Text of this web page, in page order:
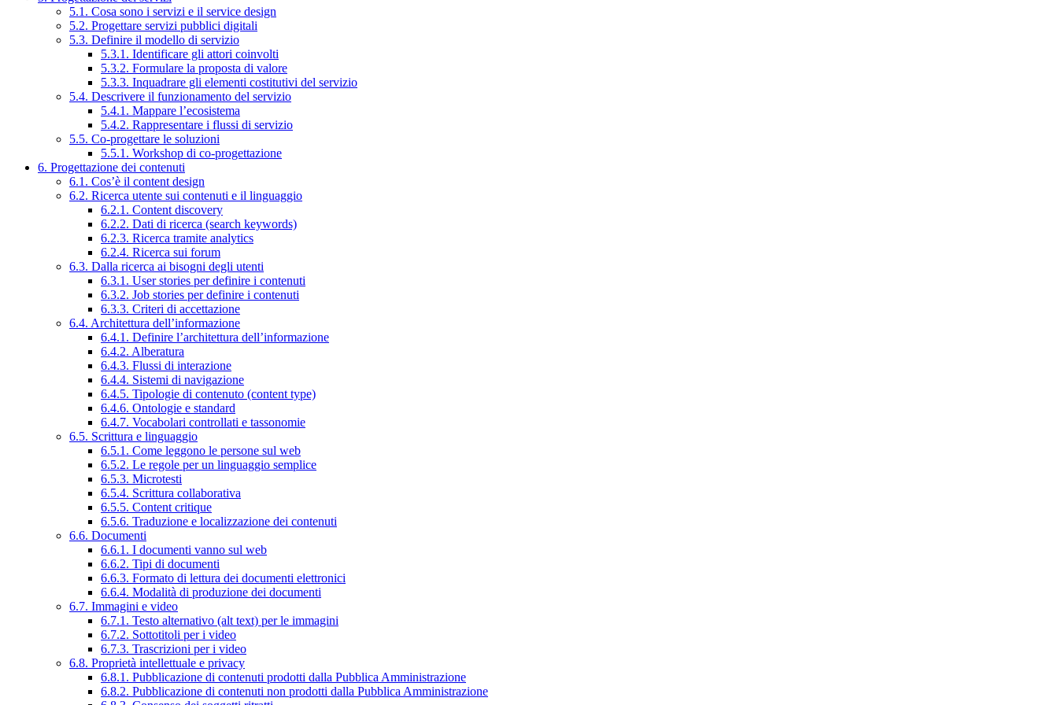
5.1. Cosa sono i servizi e il service design
5.2. Progettare servizi pubblici digitali
5.3. Definire il modello di servizio
5.3.1. Identificare gli attori coinvolti
5.3.2. Formulare la proposta di valore
5.3.3. Inquadrare gli elementi costitutivi del servizio
5.4. Descrivere il funzionamento del servizio
5.4.1. Mappare l’ecosistema
5.4.2. Rappresentare i flussi di servizio
5.5. Co-progettare le soluzioni
5.5.1. Workshop di co-progettazione
6. Progettazione dei contenuti
6.1. Cos’è il content design
6.2. Ricerca utente sui contenuti e il linguaggio
6.2.1. Content discovery
6.2.2. Dati di ricerca (search keywords)
6.2.3. Ricerca tramite analytics
6.2.4. Ricerca sui forum
6.3. Dalla ricerca ai bisogni degli utenti
6.3.1. User stories per definire i contenuti
6.3.2. Job stories per definire i contenuti
6.3.3. Criteri di accettazione
6.4. Architettura dell’informazione
6.4.1. Definire l’architettura dell’informazione
6.4.2. Alberatura
6.4.3. Flussi di interazione
6.4.4. Sistemi di navigazione
6.4.5. Tipologie di contenuto (content type)
6.4.6. Ontologie e standard
6.4.7. Vocabolari controllati e tassonomie
6.5. Scrittura e linguaggio
6.5.1. Come leggono le persone sul web
6.5.2. Le regole per un linguaggio semplice
6.5.3. Microtesti
6.5.4. Scrittura collaborativa
6.5.5. Content critique
6.5.6. Traduzione e localizzazione dei contenuti
6.6. Documenti
6.6.1. I documenti vanno sul web
6.6.2. Tipi di documenti
6.6.3. Formato di lettura dei documenti elettronici
6.6.4. Modalità di produzione dei documenti
6.7. Immagini e video
6.7.1. Testo alternativo (alt text) per le immagini
6.7.2. Sottotitoli per i video
6.7.3. Trascrizioni per i video
6.8. Proprietà intellettuale e privacy
6.8.1. Pubblicazione di contenuti prodotti dalla Pubblica Amministrazione
6.8.2. Pubblicazione di contenuti non prodotti dalla Pubblica Amministrazione